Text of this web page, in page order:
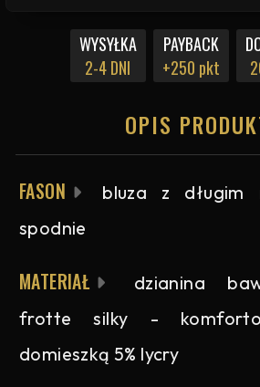
WYSYŁKA
2-4 DNI
PAYBACK
+250 pkt
OPIS
FASON
bluza z długim
spodnie
MATERIAŁ
dzianina
frotte silky -
domieszką 5% lycry